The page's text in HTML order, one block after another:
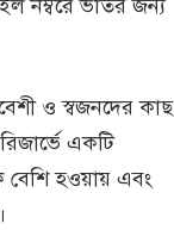
নম্বরে ভর্তির জন্য
ও স্বজনদের কাছ
একটি
বেশি হওয়ায় এবং